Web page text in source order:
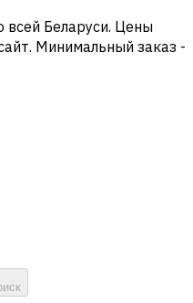
всей Беларуси. Цены
Минимальный заказ -